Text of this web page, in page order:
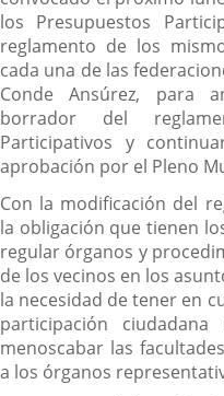
los Presupuestos
reglamento de los
cada una de las
Conde Ansúrez, para
borrador del
Participativos y
aprobación por el Pleno
Con la modificación del
la obligación que tienen
regular órganos y
de los vecinos en los
la necesidad de tener en
participación
menoscabar las
a los órganos